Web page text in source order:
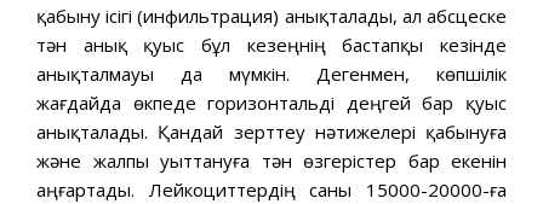
қабыну ісігі (инфильтрация) анықталады, ал абсцеске
тән анық қуыс бұл кезеңнің бастапқы кезінде
анықталмауы да мүмкін. Дегенмен, көпшілік
жағдайда өкпеде горизонтальді деңгей бар қуыс
анықталады. Қандай зерттеу нәтижелері қабынуға
және жалпы уыттануға тән өзгерістер бар екенін
аңғартады. Лейкоциттердің саны 15000-20000-ға